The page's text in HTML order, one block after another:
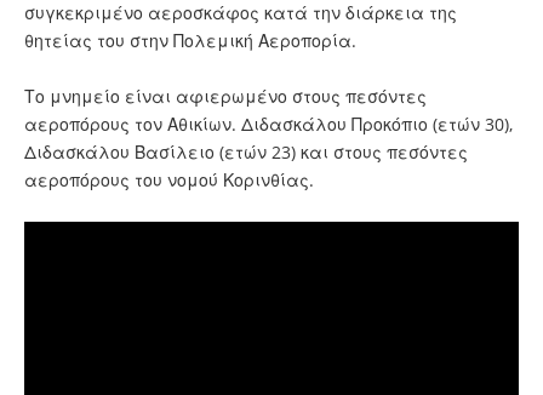
συγκεκριμένο αεροσκάφος κατά την διάρκεια της
θητείας του στην Πολεμική Αεροπορία.
Το μνημείο είναι αφιερωμένο στους πεσόντες
αεροπόρους τον Αθικίων. Διδασκάλου Προκόπιο (ετών 30),
Διδασκάλου Βασίλειο (ετών 23) και στους πεσόντες
αεροπόρους του νομού Κορινθίας.